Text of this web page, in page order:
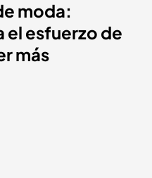
moda:
el esfuerzo de
más